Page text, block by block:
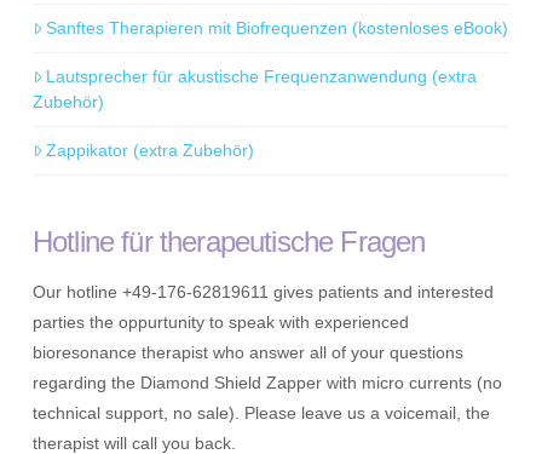
Sanftes Therapieren mit Biofrequenzen (kostenloses eBook)
Lautsprecher für akustische Frequenzanwendung (extra
Zubehör)
Zappikator (extra Zubehör)
Hotline für therapeutische Fragen
Our hotline +49-176-62819611 gives patients and interested
parties the oppurtunity to speak with experienced
bioresonance therapist who answer all of your questions
regarding the Diamond Shield Zapper with micro currents (no
technical support, no sale). Please leave us a voicemail, the
therapist will call you back.